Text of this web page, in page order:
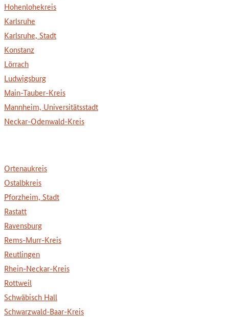
Hohenlohekreis
Karlsruhe
Karlsruhe, Stadt
Konstanz
Lörrach
Ludwigsburg
Main-Tauber-Kreis
Mannheim, Universitätsstadt
Neckar-Odenwald-Kreis
Ortenaukreis
Ostalbkreis
Pforzheim, Stadt
Rastatt
Ravensburg
Rems-Murr-Kreis
Reutlingen
Rhein-Neckar-Kreis
Rottweil
Schwäbisch Hall
Schwarzwald-Baar-Kreis